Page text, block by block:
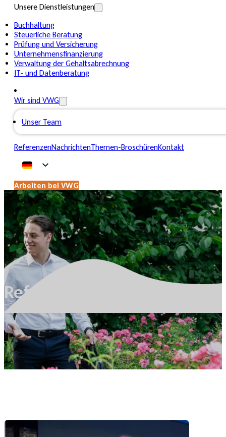
Unsere Dienstleistungen
Buchhaltung
Steuerliche Beratung
Prüfung und Versicherung
Unternehmensfinanzierung
Verwaltung der Gehaltsabrechnung
IT- und Datenberatung
Wir sind VWG
Unser Team
ReferenzenNachrichtenThemen-BroschürenKontakt
Arbeiten bei VWG
Referenzen